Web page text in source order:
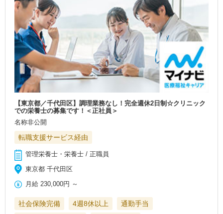
【東京都／千代田区】調理業務なし！完全週休2日制☆クリニック
での栄養士の募集です！＜正社員＞
名称非公開
転職支援サービス経由
管理栄養士・栄養士 / 正職員
東京都 千代田区
月給 230,000円 ～
社会保険完備 4週8休以上
通勤手当